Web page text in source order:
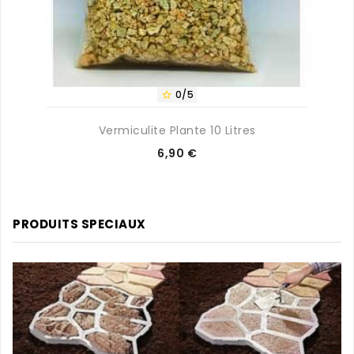
 0/5
Vermiculite Plante 10 Litres
Prix
6,90 €
PRODUITS SPECIAUX